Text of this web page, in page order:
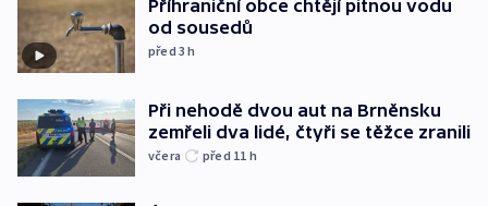
Příhraniční obce chtějí pitnou vodu
od sousedů
před 3h
Při nehodě dvou aut na Brněnsku
zemřeli dva lidé, čtyři se těžce zranili
včera před 11 h